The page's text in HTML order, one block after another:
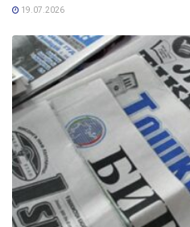
19.07.2026